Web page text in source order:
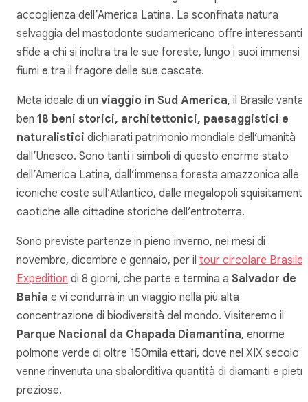
accoglienza dell’America Latina. La sconfinata natura
selvaggia del mastodonte sudamericano offre interessanti
sfide a chi si inoltra tra le sue foreste, lungo i suoi immensi
fiumi e tra il fragore delle sue cascate.
Meta ideale di un viaggio in Sud America, il Brasile vanta
ben 18 beni storici, architettonici, paesaggistici e
naturalistici dichiarati patrimonio mondiale dell’umanità
dall’Unesco. Sono tanti i simboli di questo enorme stato
dell’America Latina, dall’immensa foresta amazzonica alle
iconiche coste sull’Atlantico, dalle megalopoli squisitamente
caotiche alle cittadine storiche dell’entroterra.
Sono previste partenze in pieno inverno, nei mesi di
novembre, dicembre e gennaio, per il tour circolare Brasile
Expedition di 8 giorni, che parte e termina a Salvador de
Bahia e vi condurrà in un viaggio nella più alta
concentrazione di biodiversità del mondo. Visiteremo il
Parque Nacional da Chapada Diamantina, enorme
polmone verde di oltre 150mila ettari, dove nel XIX secolo
venne rinvenuta una sbalorditiva quantità di diamanti e
preziose.